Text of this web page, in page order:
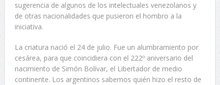
sugerencia de algunos de los intelectuales venezolanos y
de otras nacionalidades que pusieron el hombro a la
iniciativa.
La criatura nació el 24 de julio. Fue un alumbramiento por
cesárea, para que coincidiera con el 222º aniversario del
nacimiento de Simón Bolívar, el Libertador de medio
continente. Los argentinos sabemos quién hizo el resto de